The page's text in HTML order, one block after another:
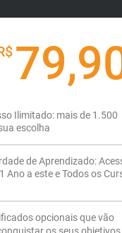
Ilimitado: mais de 1.500
escolha
de Aprendizado:
Ano a este e Todos os
opcionais que vão
os seus objetivos